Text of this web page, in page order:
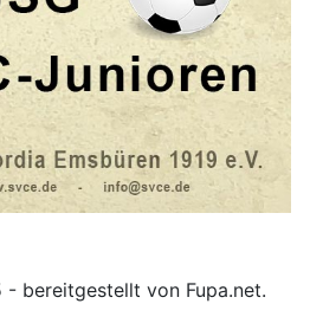
- bereitgestellt von Fupa.net.